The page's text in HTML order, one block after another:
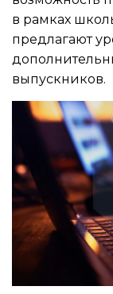
в рамках
предлагают
выпускников.